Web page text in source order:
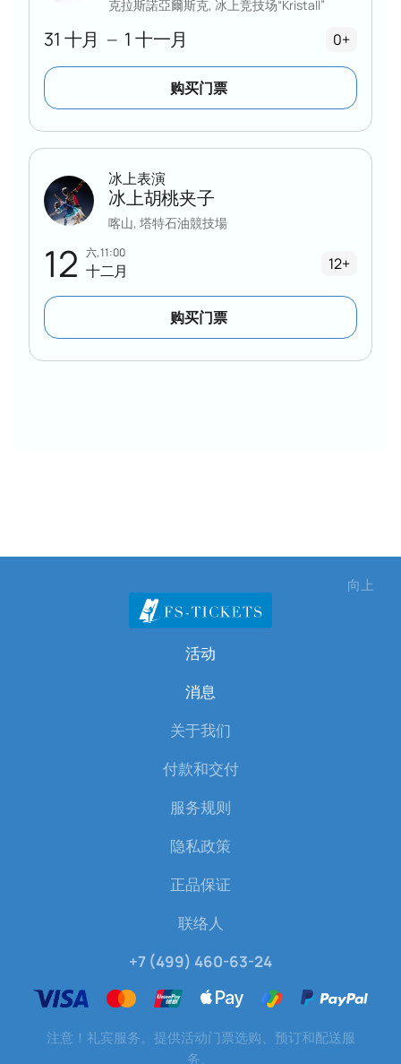
31 十月 — 1 十一月
克拉斯諾亞爾斯克, 冰上竞技场“Kristall”
0+
购买门票
12 六, 11:00
十二月
冰上表演
冰上胡桃夹子
喀山, 塔特石油競技場
12+
购买门票
向上
活动
消息
关于我们
付款和交付
服务规则
隐私政策
正品保证
联络人
+7 (499) 460-63-24
注意！礼宾服务。提供活动门票选购、预订和配送服
务。